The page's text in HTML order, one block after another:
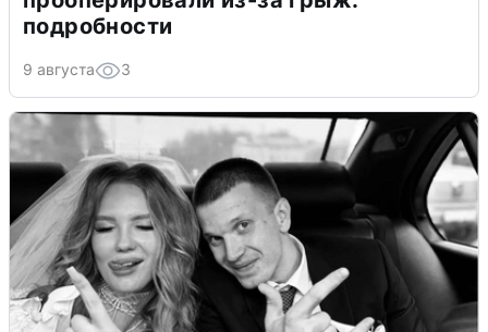
подробности
9 августа 3